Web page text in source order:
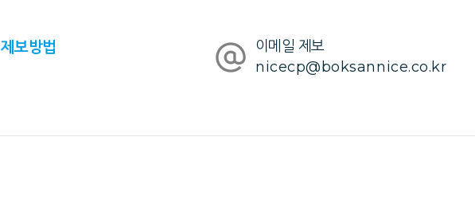
제보방법
이메일 제보
nicecp@boksannice.co.kr